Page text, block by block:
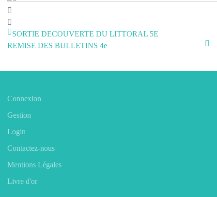
SORTIE DECOUVERTE DU LITTORAL 5E
REMISE DES BULLETINS 4e
Connexion
Gestion
Login
Contactez-nous
Mentions Légales
Livre d'or